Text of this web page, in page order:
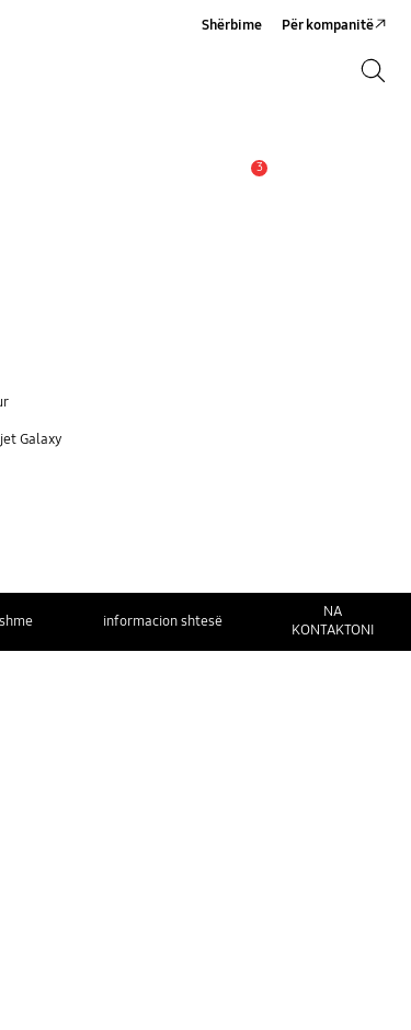
Shërbime Për kompanitë
3
Galaxy
informacion shtesë
NA
KONTAKTONI